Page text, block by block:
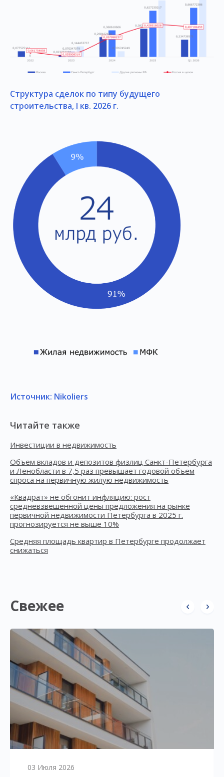
Структура сделок по типу будущего
строительства, I кв. 2026 г.
Источник: Nikoliers
Читайте также
Инвестиции в недвижимость
Объем вкладов и депозитов физлиц Санкт-Петербурга
и Ленобласти в 7,5 раз превышает годовой объем
спроса на первичную жилую недвижимость
«Квадрат» не обгонит инфляцию: рост
средневзвешенной цены предложения на рынке
первичной недвижимости Петербурга в 2025 г.
прогнозируется не выше 10%
Средняя площадь квартир в Петербурге продолжает
снижаться
Свежее
03 Июля 2026